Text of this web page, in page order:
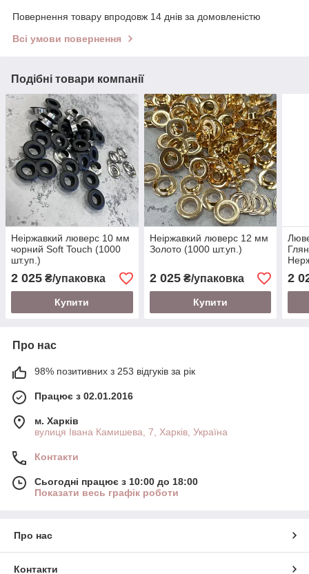
Повернення товару впродовж 14 днів за домовленістю
Всі умови повернення
Подібні товари компанії
Неіржавкий люверс 10 мм
чорний Soft Touch (1000
шт.уп.)
2 025 ₴/упаковка
Купити
Неіржавкий люверс 12 мм
Золото (1000 шт.уп.)
2 025₴/упаковка
Купити
2
Про нас
98% позитивних з 253 відгуків за рік
Працює з 02.01.2016
м. Харків
вулиця Івана Камишева, 7, Харків, Україна
Контакти
Сьогодні працює з 10:00 до 18:00
Показати весь графік роботи
Про нас
Контакти